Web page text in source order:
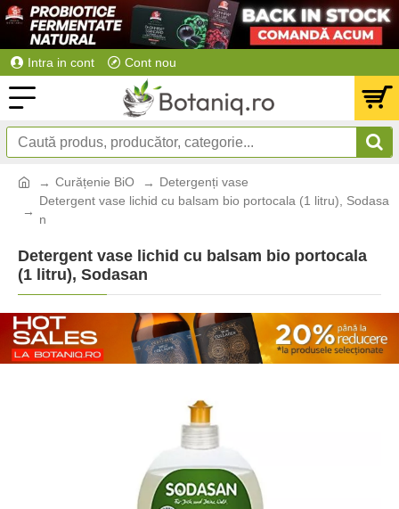
Intra in cont Cont nou
Curățenie BiO
Detergenți vase
Detergent vase lichid cu balsam bio portocala (1 litru), Sodasa
n
Detergent vase lichid cu balsam bio portocala
(1 litru), Sodasan